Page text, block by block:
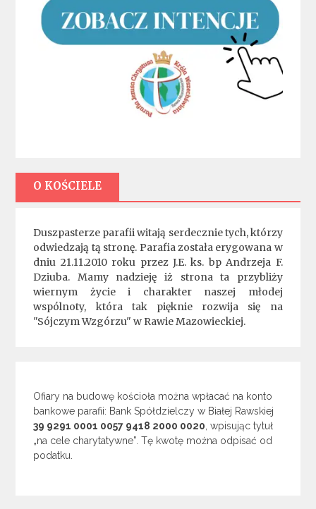
O KOŚCIELE
Duszpasterze parafii witają serdecznie tych, którzy
odwiedzają tą stronę. Parafia została erygowana w
dniu 21.11.2010 roku przez J.E. ks. bp Andrzeja F.
Dziuba. Mamy nadzieję iż strona ta przybliży
wiernym życie i charakter naszej młodej
wspólnoty, która tak pięknie rozwija się na
"Sójczym Wzgórzu" w Rawie Mazowieckiej.
Ofiary na budowę kościoła można wpłacać na konto
bankowe parafii: Bank Spółdzielczy w Białej Rawskiej
39 9291 0001 0057 9418 2000 0020, wpisując tytuł
„na cele charytatywne”. Tę kwotę można odpisać od
podatku.